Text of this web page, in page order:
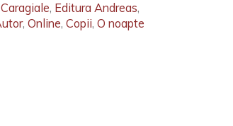
, Editura Andreas,
, Online, Copii, O noapte